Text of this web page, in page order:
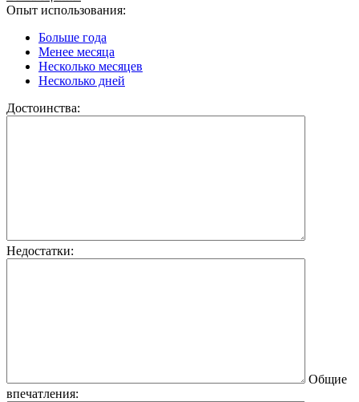
Опыт использования:
Больше года
Менее месяца
Несколько месяцев
Несколько дней
Достоинства:
Недостатки:
Общие
впечатления: